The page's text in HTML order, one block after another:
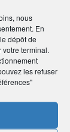
nous
En
dépôt de
terminal.
les refuser